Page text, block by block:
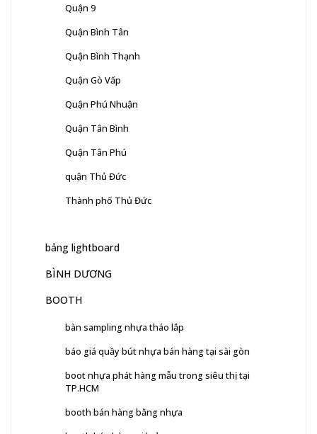
Quận 9
Quận Bình Tân
Quận Bình Thạnh
Quận Gò Vấp
Quận Phú Nhuận
Quận Tân Bình
Quận Tân Phú
quận Thủ Đức
Thành phố Thủ Đức
bảng lightboard
BÌNH DƯƠNG
BOOTH
bàn sampling nhựa tháo lắp
báo giá quầy bút nhựa bán hàng tại sài gòn
boot nhựa phát hàng mẫu trong siêu thị tại
TP.HCM
booth bán hàng bằng nhựa